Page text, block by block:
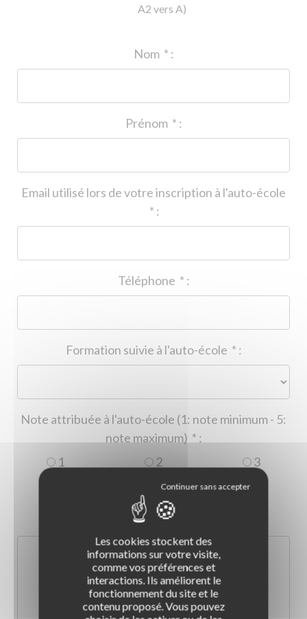
A2 vers A)
* :
* :
Email utilisé lors de votre inscription à l'auto-école
* :
* :
* :
Note attribuée à l'auto-école (1: note minimum - 5:
* :
1
2
3
5
Les cookies stockent des
informations sur votre visite,
comme vos préférences et
interactions. Ils améliorent le
fonctionnement du site et le
contenu proposé. Vous pouvez